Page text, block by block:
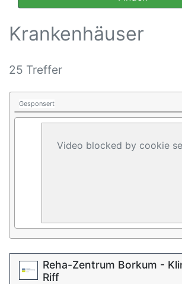
Krankenhäuser
25 Treffer
Gesponsert
Video blocked by cookie
Reha-Zentrum Borkum -
Riff